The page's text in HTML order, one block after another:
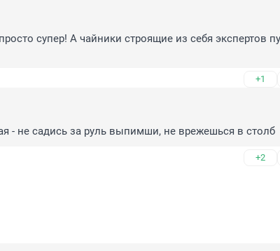
супер! А чайники строящие из себя экспертов
+1
- не садись за руль выпимши, не врежешься в столб
+2